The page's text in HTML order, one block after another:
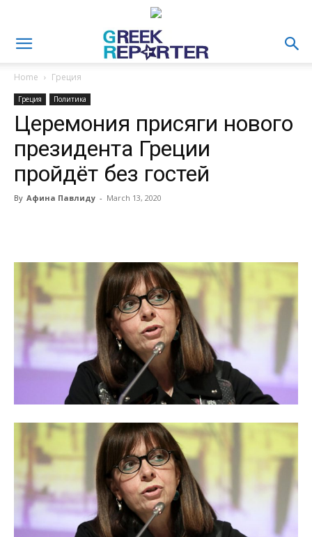
Home Греция
Греция Политика
Церемония присяги нового
президента Греции
пройдёт без гостей
By Афина Павлиду - March 13, 2020